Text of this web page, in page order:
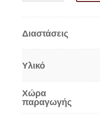
2
Διαστάσεις
Υλικό
Χώρα
παραγωγής